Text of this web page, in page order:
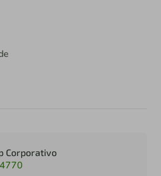
Corporativo